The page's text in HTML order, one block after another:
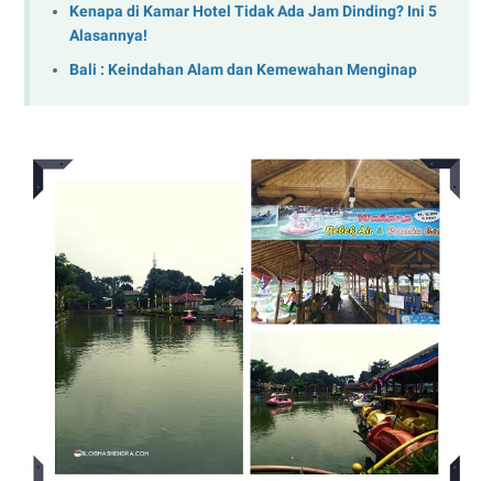
Kenapa di Kamar Hotel Tidak Ada Jam Dinding? Ini 5
Alasannya!
Bali : Keindahan Alam dan Kemewahan Menginap